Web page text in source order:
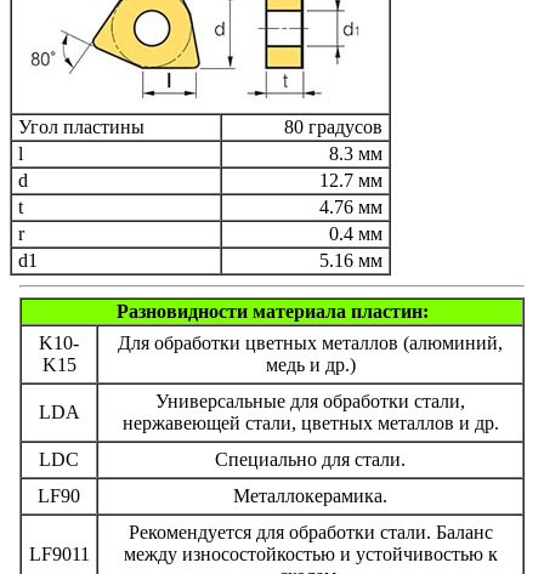
Угол пластины
80 градусов
l
8.3 мм
d
12.7 мм
t
4.76 мм
r
0.4 мм
d1
5.16 мм